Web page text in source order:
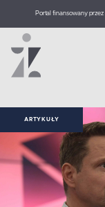
Portal finansowany przez
ARTYKUŁY